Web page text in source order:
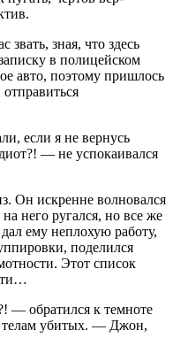
звать, зная, что здесь
в поли­цейском
авто, поэто­му пришлось
если я не вернусь
— не успокаивался
Он искренне вол­новался
него ругал­ся, но все же
ему неплохую работу,
поделился
Этот список
— обратился к тем­ноте
телам убитых. — Джон,